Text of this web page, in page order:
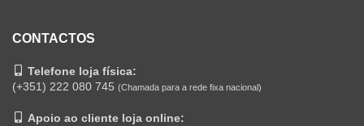
CONTACTOS
Telefone loja física:
(+351) 222 080 745 (Chamada para a rede fixa nacional)
Apoio ao cliente loja online: